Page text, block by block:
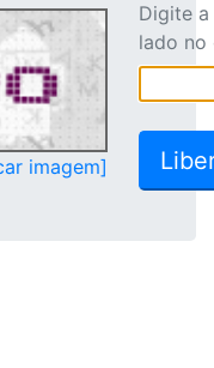
imagem]
Digite
lado no